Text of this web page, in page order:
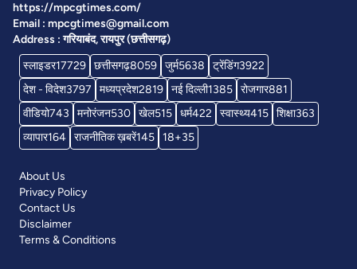
https://mpcgtimes.com/
Email : mpcgtimes@gmail.com
Address : गरियाबंद, रायपुर (छत्तीसगढ़)
स्लाइडर17729 छत्तीसगढ़8059 जुर्म5638 ट्रेंडिंग3922
देश - विदेश3797 मध्यप्रदेश2819 नई दिल्ली1385 रोजगार881
वीडियो743 मनोरंजन530 खेल515 धर्म422 स्वास्थ्य415 शिक्षा363
व्यापार164 राजनीतिक ख़बरें145 18+35
About Us
Privacy Policy
Contact Us
Disclaimer
Terms & Conditions